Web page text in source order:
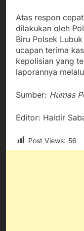
Atas respon
dilakukan oleh
Biru Polsek
ucapan terima
kepolisian yang
laporannya
Sumber: Humas
Editor: Haidir
Post Views: 56